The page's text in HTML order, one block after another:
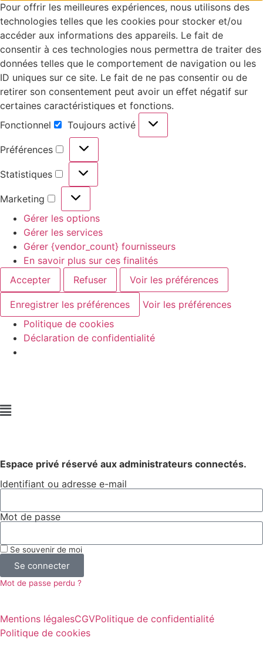
Pour offrir les meilleures expériences, nous utilisons des
technologies telles que les cookies pour stocker et/ou
accéder aux informations des appareils. Le fait de
consentir à ces technologies nous permettra de traiter des
données telles que le comportement de navigation ou les
ID uniques sur ce site. Le fait de ne pas consentir ou de
retirer son consentement peut avoir un effet négatif sur
certaines caractéristiques et fonctions.
Fonctionnel
Toujours activé
Préférences
Statistiques
Marketing
Gérer les options
Gérer les services
Gérer {vendor_count} fournisseurs
En savoir plus sur ces finalités
Accepter
Refuser Voir les préférences
Enregistrer les préférences
Voir les préférences
Politique de cookies
Déclaration de confidentialité
Espace privé réservé aux administrateurs connectés.
Identifiant ou adresse e-mail
Mot de passe
Se souvenir de moi
Se connecter
Mot de passe perdu ?
Mentions légalesCGVPolitique de confidentialité
Politique de cookies